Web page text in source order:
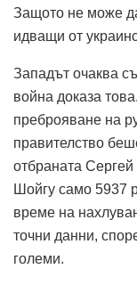
Защото не може
идващи от
Западът очаква
война доказа
преброяване на
правителство
отбраната
Шойгу само 5937
време на
точни данни,
големи.